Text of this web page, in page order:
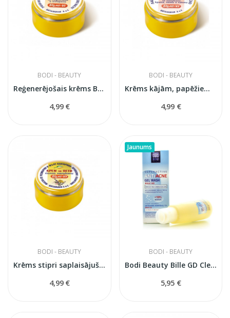
BODI - BEAUTY
Reģenerējošais krēms Bile
4,99 €
BODI - BEAUTY
Krēms kājām, papēžiem, elkoņiem un kājām ar...
4,99 €
BODI - BEAUTY
Krēms stipri saplaisājušiem papēžiem
4,99 €
Jaunums
BODI - BEAUTY
Bodi Beauty Bille GD Clear Skin sejas...
5,95 €